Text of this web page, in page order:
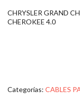
CHRYSLER GRAND
CHEROKEE 4.0
Categorías: CABLES